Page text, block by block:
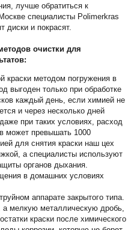
лучше обратиться к
специалисты Polimerkras
диски и покрасят.
очистки для
краски методом погружения в
выгоден только при обработке
каждый день, если химией не
и через несколько дней
при таких условиях, расход
может превышать 1000
для снятия краски наш цех
а специалисты используют
органов дыхания.
в домашних условиях
аппарате закрытого типа.
а мелкую металлическую дробь,
краски после химического